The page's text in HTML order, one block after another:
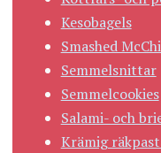
Kesobagels
Smashed
Semmelsnittar
Semmelcookies
Salami- och
Krämig